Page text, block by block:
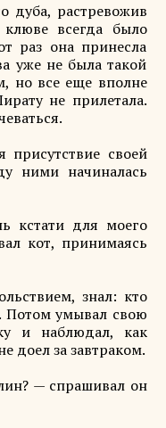
дуба, растревожив
всегда было
раз она принесла
уже не была такой
но все еще вполне
не прилетала.
присутствие своей
ними начиналась
кстати для моего
кот, принимаясь
знал: кто
Потом умывал свою
и наблюдал, как
доел за завтраком.
— спрашивал он